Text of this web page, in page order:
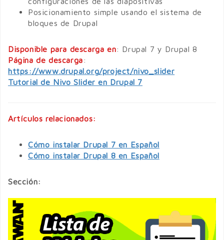
Posicionamiento simple usando el sistema de
bloques de Drupal
Disponible para descarga en: Drupal 7 y Drupal 8
Página de descarga:
https://www.drupal.org/project/nivo_slider
Tutorial de Nivo Slider en Drupal 7
Artículos relacionados:
Cómo instalar Drupal 7 en Español
Cómo instalar Drupal 8 en Español
Sección: